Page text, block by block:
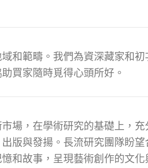
和範疇。我們為資深藏家和初
買家隨時覓得心頭所好。
場，在學術研究的基礎上，
版與發揚。長流研究團隊盼
和故事，呈現藝術創作的文化